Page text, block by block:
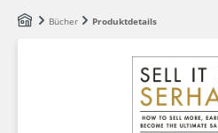
Zum Hauptinhalt springen
Bücher Produktdetails